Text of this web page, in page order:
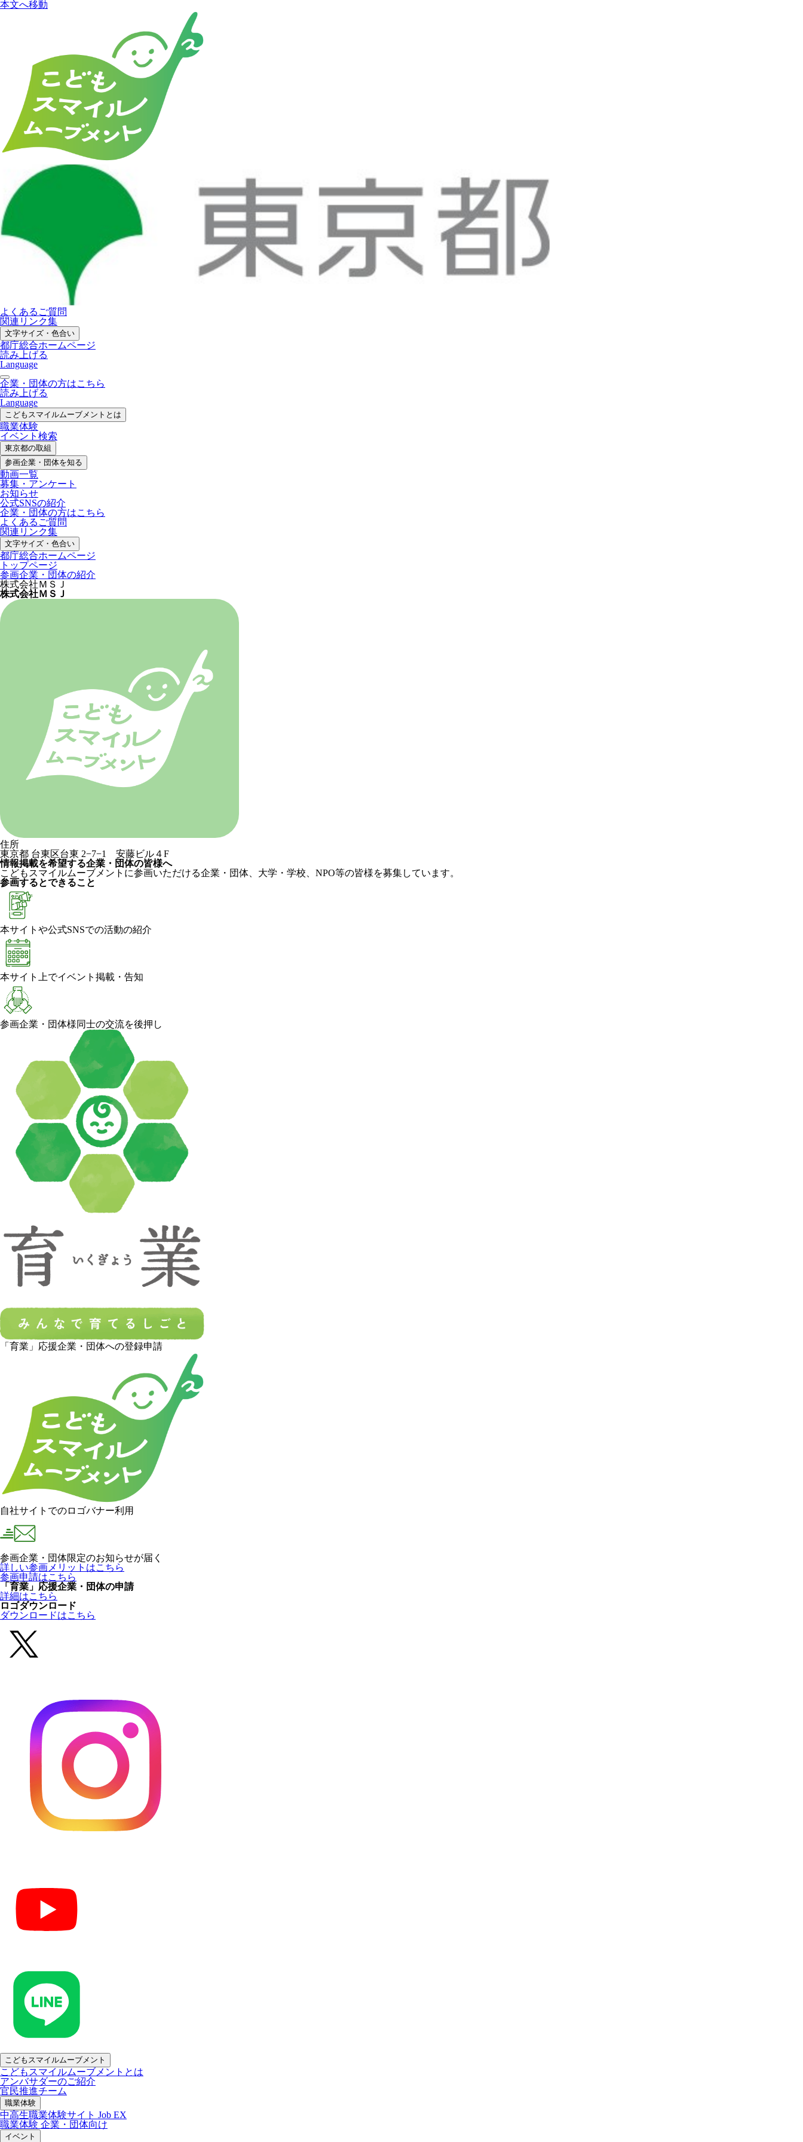
本文へ移動
よくあるご質問
関連リンク集
文字サイズ・色合い
都庁総合ホームページ
読み上げる
Language
企業・団体の方はこちら
読み上げる
Language
こどもスマイルムーブメントとは
職業体験
イベント検索
東京都の取組
参画企業・ 団体を知る
動画一覧
募集・ アンケート
お知らせ
公式SNSの紹介
企業・団体の方はこちら
よくあるご質問
関連リンク集
文字サイズ・色合い
都庁総合ホームページ
トップページ
参画企業・団体の紹介
株式会社ＭＳＪ
株式会社ＭＳＪ
住所
東京都 台東区台東 2−7−1 安藤ビル４F
情報掲載を希望する企業・団体の皆様へ
こどもスマイルムーブメントに参画いただける企業・団体、大学・学校、NPO等の皆様を募集しています。
参画するとできること
本サイトや公式SNSでの活動の紹介
本サイト上でイベント掲載・告知
参画企業・団体様同士の交流を後押し
「育業」応援企業・団体への登録申請
自社サイトでのロゴバナー利用
参画企業・団体限定のお知らせが届く
詳しい参画メリットはこちら
参画申請はこちら
「育業」応援企業・団体の申請
詳細はこちら
ロゴダウンロード
ダウンロードはこちら
こどもスマイルムーブメント
こどもスマイルムーブメントとは
アンバサダーのご紹介
官民推進チーム
職業体験
中高生職業体験サイト Job EX
職業体験 企業・団体向け
イベント